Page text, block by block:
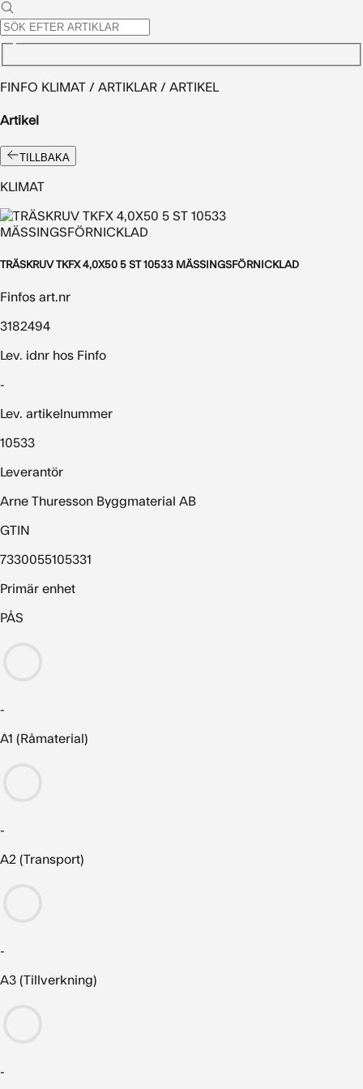
FINFO KLIMAT / ARTIKLAR / ARTIKEL
Artikel
TILLBAKA
KLIMAT
TRÄSKRUV TKFX 4,0X50 5 ST 10533 MÄSSINGSFÖRNICKLAD
Finfos art.nr
3182494
Lev. idnr hos Finfo
-
Lev. artikelnummer
10533
Leverantör
Arne Thuresson Byggmaterial AB
GTIN
7330055105331
Primär enhet
PÅS
-
A1 (Råmaterial)
-
A2 (Transport)
-
A3 (Tillverkning)
-